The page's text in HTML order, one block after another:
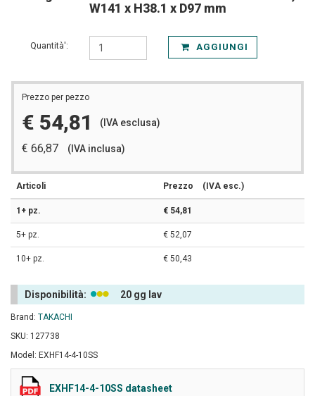
W141 x H38.1 x D97 mm
Quantità': AGGIUNGI
Prezzo per pezzo
€ 54,81 (IVA esclusa)
€ 66,87 (IVA inclusa)
Articoli Prezzo (IVA esc.)
1+ pz. € 54,81
5+ pz. € 52,07
10+ pz. € 50,43
Disponibilità: 20 gg lav
Brand: TAKACHI
SKU: 127738
Model: EXHF14-4-10SS
EXHF14-4-10SS datasheet